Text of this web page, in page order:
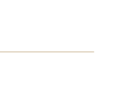
wechseln.